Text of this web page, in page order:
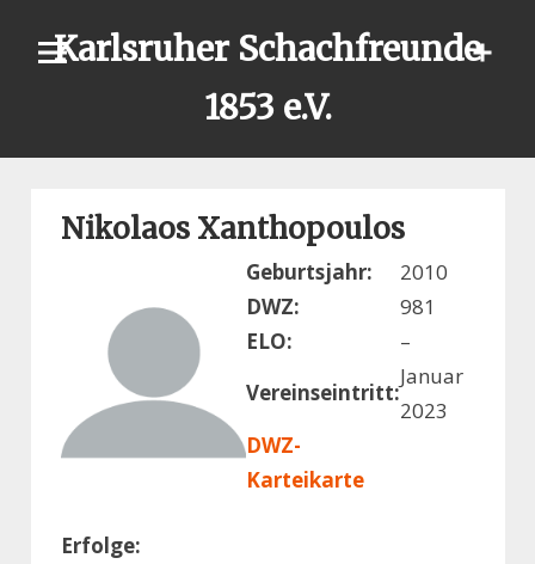
Karlsruher Schachfreunde
1853 e.V.
Nikolaos Xanthopoulos
Geburtsjahr:
2010
DWZ:
981
ELO:
–
Vereinseintritt:
Januar
2023
DWZ-
Karteikarte
Erfolge: